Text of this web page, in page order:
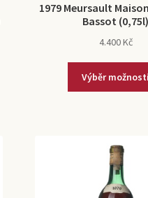
1979 Meursault
Bassot (0,75l)
4.400Kč
Výběr